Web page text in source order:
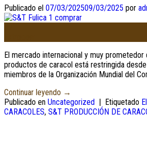
Publicado el 07/03/202509/03/2025 por
El mercado internacional y muy
productos de caracol está restringida
miembros de la Organización Mundial del
Continuar leyendo →
Publicado en Uncategorized Etiquetado
CARACOLES, S&T PRODUCCIÓN DE